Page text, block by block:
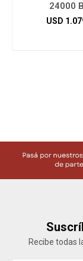
24000
USD
Recibe todas
Contacto